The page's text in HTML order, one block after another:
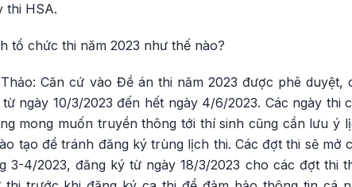
thi HSA.
tổ chức thi năm 2023 như thế nào?
Căn cứ vào Đề án thi năm 2023 được phê
ngày 10/3/2023 đến hết ngày 4/6/2023. Các ngày thi
mong muốn truyền thông tới thí sinh cũng cần lưu ý
tạo để tránh đăng ký trùng lịch thi. Các đợt thi sẽ mở
3-4/2023, đăng ký từ ngày 18/3/2023 cho các đợt thi